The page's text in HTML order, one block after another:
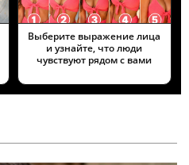
Выберите выражение лица
и узнайте, что люди
чувствуют рядом с вами